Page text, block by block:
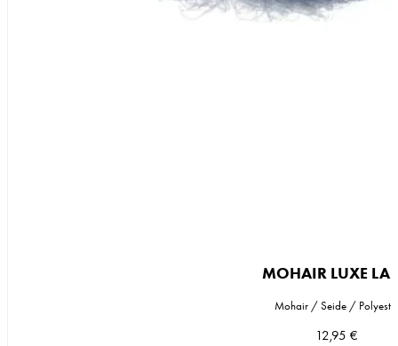
MOHAIR LUXE
Mohair / Seide /
12,95 €